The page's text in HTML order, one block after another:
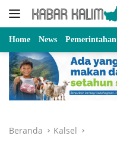
Langsung
Home News Pemerintahan
Beranda Kalsel